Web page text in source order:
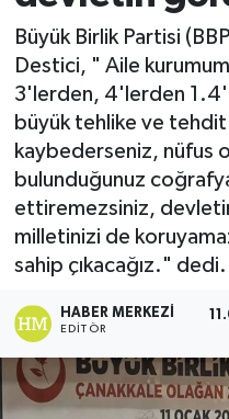
Büyük Birlik Partisi
Destici, " Aile
3'lerden, 4'lerden
büyük tehlike ve
kaybederseniz, nüfus
bulunduğunuz
ettiremezsiniz,
milletinizi de
sahip çıkacağız." dedi.
HABER MERKEZI
EDITÖR